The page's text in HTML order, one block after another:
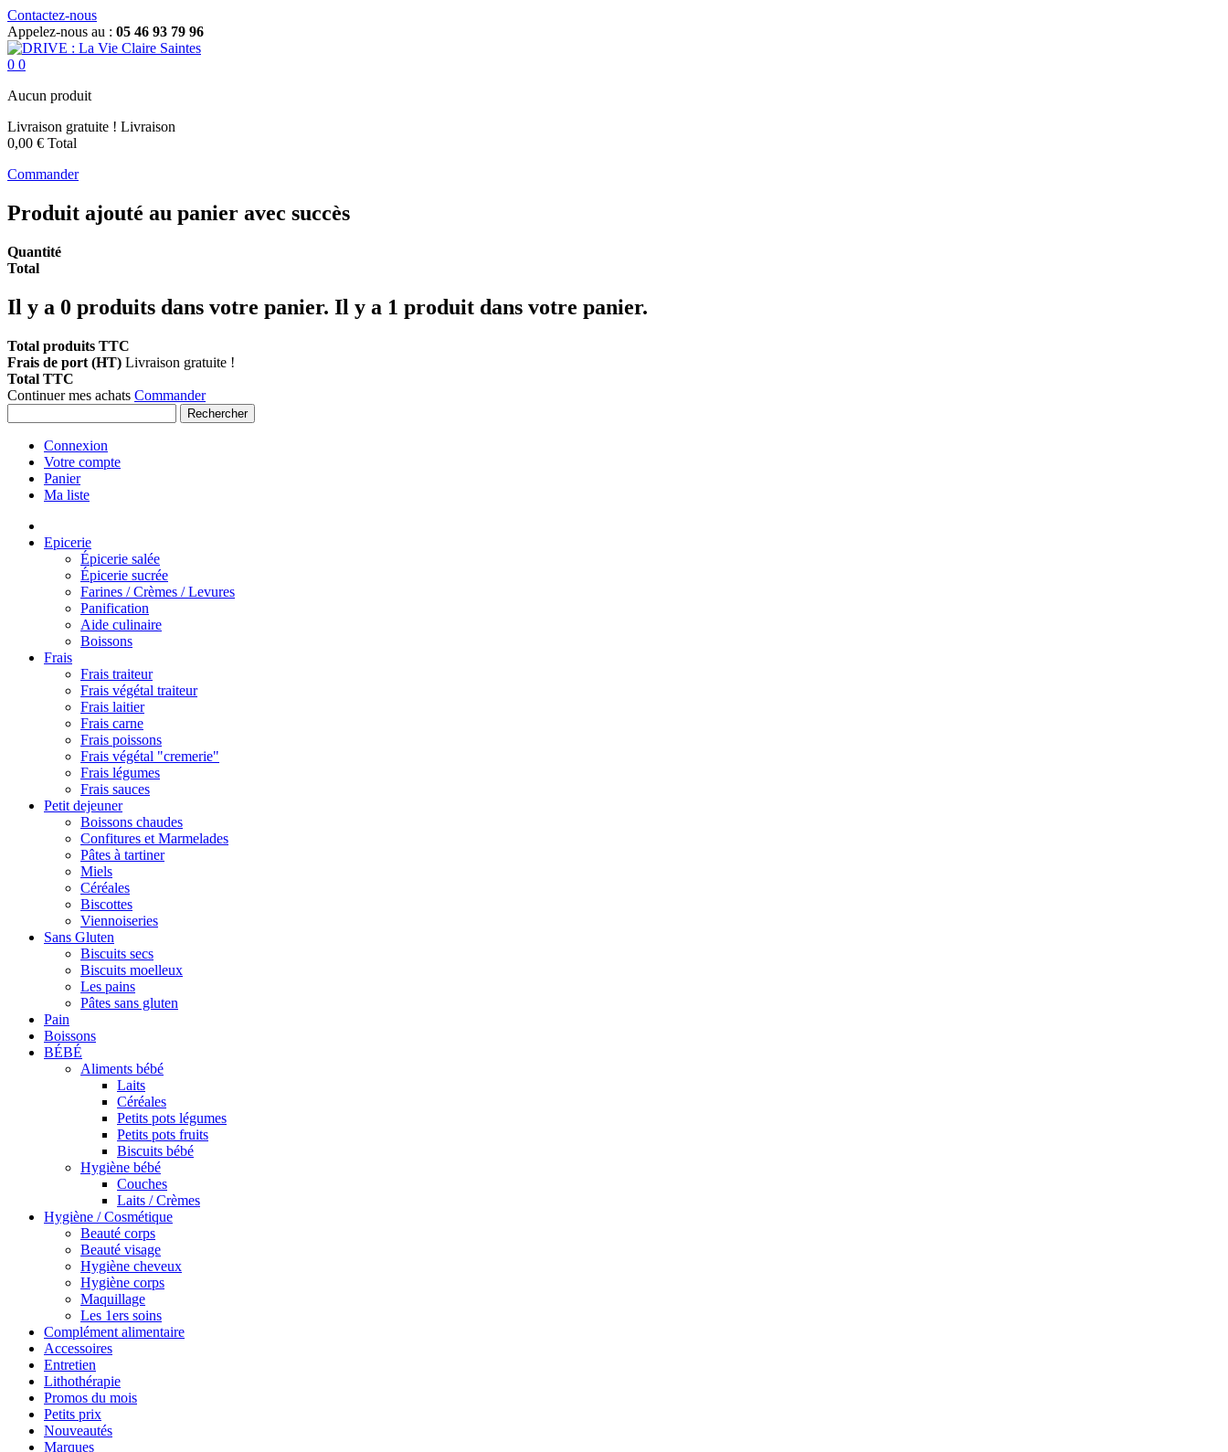
Contactez-nous
Appelez-nous au : 05 46 93 79 96
0 0
Aucun produit
Livraison gratuite ! Livraison
0,00 € Total
Commander
Produit ajouté au panier avec succès
Quantité
Total
Il y a 0 produits dans votre panier. Il y a 1 produit dans votre panier.
Total produits TTC
Frais de port (HT) Livraison gratuite !
Total TTC
Continuer mes achats Commander
Rechercher
Connexion
Votre compte
Panier
Ma liste
Epicerie
Épicerie salée
Épicerie sucrée
Farines / Crèmes / Levures
Panification
Aide culinaire
Boissons
Frais
Frais traiteur
Frais végétal traiteur
Frais laitier
Frais carne
Frais poissons
Frais végétal "cremerie"
Frais légumes
Frais sauces
Petit dejeuner
Boissons chaudes
Confitures et Marmelades
Pâtes à tartiner
Miels
Céréales
Biscottes
Viennoiseries
Sans Gluten
Biscuits secs
Biscuits moelleux
Les pains
Pâtes sans gluten
Pain
Boissons
BÉBÉ
Aliments bébé
Laits
Céréales
Petits pots légumes
Petits pots fruits
Biscuits bébé
Hygiène bébé
Couches
Laits / Crèmes
Hygiène / Cosmétique
Beauté corps
Beauté visage
Hygiène cheveux
Hygiène corps
Maquillage
Les 1ers soins
Complément alimentaire
Accessoires
Entretien
Lithothérapie
Promos du mois
Petits prix
Nouveautés
Marques